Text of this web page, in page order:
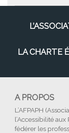
LA CHARTE
A PROPOS
L’AFPAPH
l’Accessibilité
fédérer les